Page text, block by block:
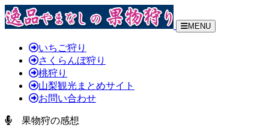
MENU
いちご狩り
さくらんぼ狩り
桃狩り
山梨観光まとめサイト
お問い合わせ
果物狩の感想